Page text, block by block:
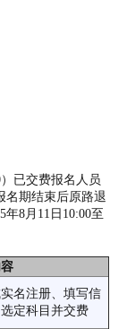
已交费报名人员
名期结束后原路退
8月11日10:00至
名注册、填写信
定科目并交费